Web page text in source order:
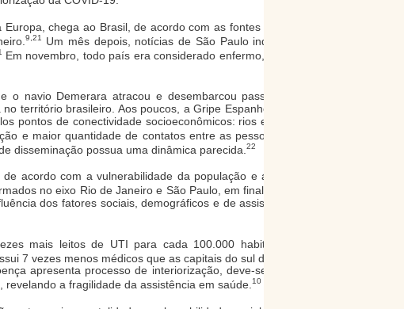
chega ao Brasil, de acordo com as fontes da época,
9,21
Um mês depois, notícias de São Paulo indicavam a
Em novembro, todo país era considerado enfermo, abalando
navio Demerara atracou e desembarcou passageiros e
território brasileiro. Aos poucos, a Gripe Espanhola seguiu
pontos de conectividade socioeconômicos: rios e estradas
e maior quantidade de contatos entre as pessoas, o que
disseminação possua uma dinâmica parecida. 22
acordo com a vulnerabilidade da população e acesso da
no eixo Rio de Janeiro e São Paulo, em final de abril a
dos fatores sociais, demográficos e de assistência em
mais leitos de UTI para cada 100.000 habitantes em
7 vezes menos médicos que as capitais do sul do Brasil.
apresenta processo de interiorização, deve-se ressaltar
a fragilidade da assistência em saúde. 10